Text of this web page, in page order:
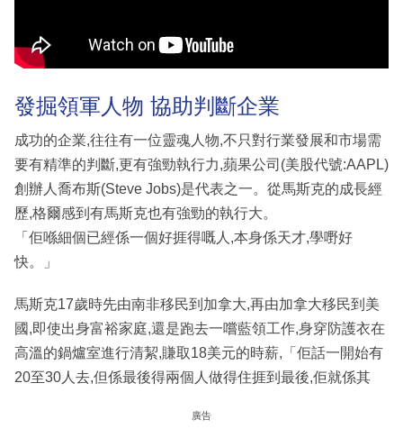
發掘領軍人物 協助判斷企業
成功的企業,往往有一位靈魂人物,不只對行業發展和市場需
要有精準的判斷,更有強勁執行力,蘋果公司(美股代號:AAPL)
創辦人喬布斯(Steve Jobs)是代表之一。從馬斯克的成長經
歷,格爾感到有馬斯克也有強勁的執行大。
「佢喺細個已經係一個好捱得嘅人,本身係天才,學嘢好
快。」
馬斯克17歲時先由南非移民到加拿大,再由加拿大移民到美
國,即使出身富裕家庭,還是跑去一嚐藍領工作,身穿防護衣在
高溫的鍋爐室進行清絜,賺取18美元的時薪,「佢話一開始有
20至30人去,但係最後得兩個人做得住捱到最後,佢就係其
廣告